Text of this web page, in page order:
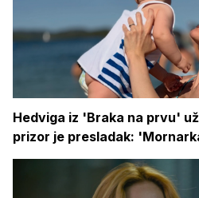
Hedviga iz 'Braka na prvu'
prizor je presladak: